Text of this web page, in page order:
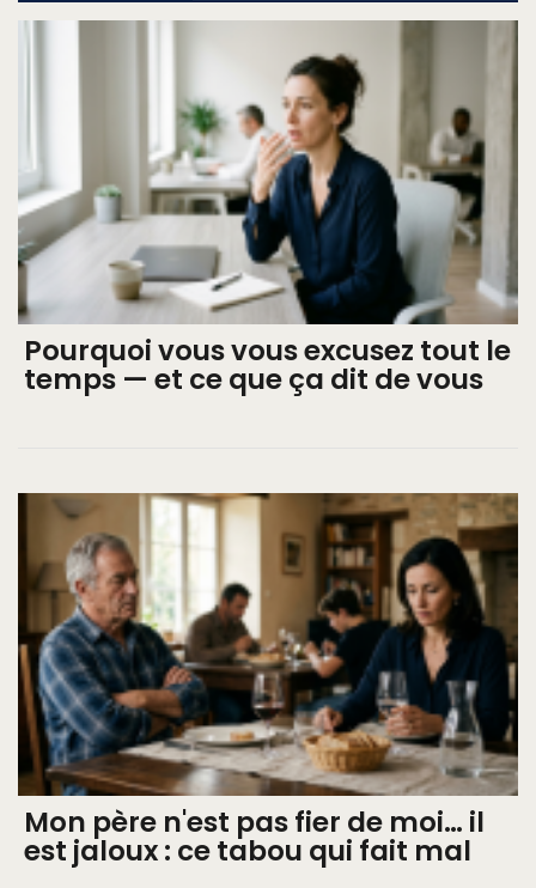
Pourquoi vous vous excusez tout le
temps — et ce que ça dit de vous
Mon père n'est pas fier de moi… il
est jaloux : ce tabou qui fait mal